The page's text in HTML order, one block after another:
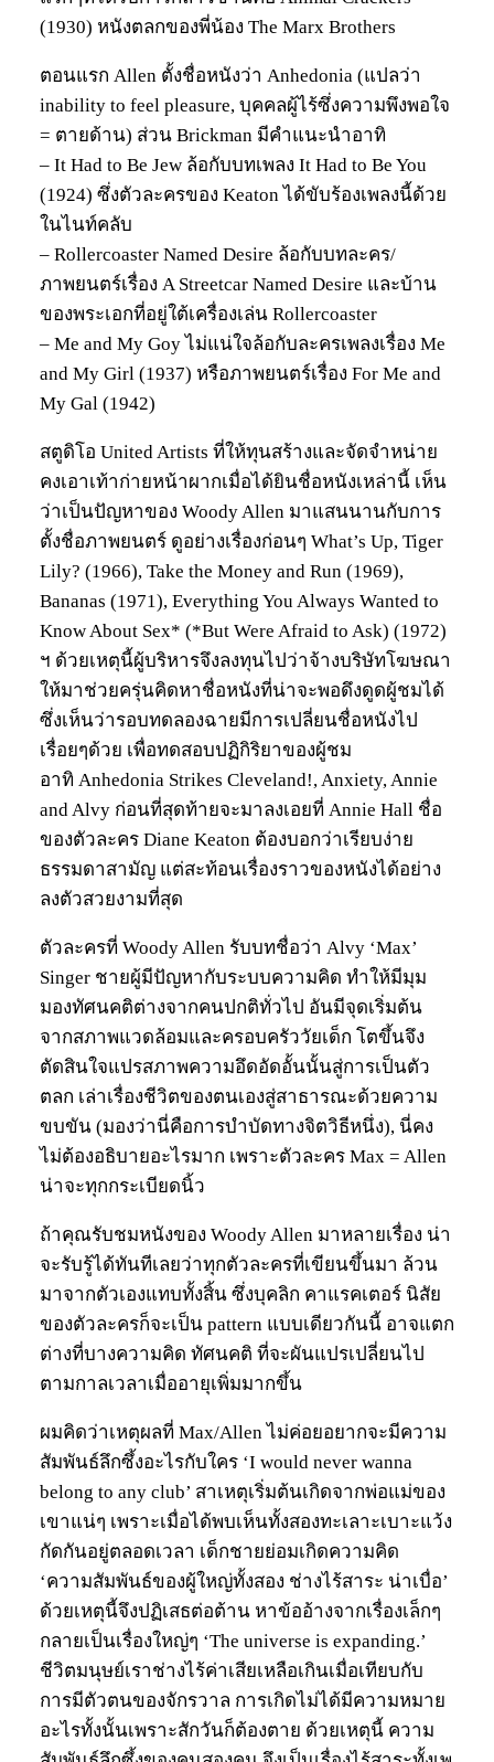
(1930) หนังตลกของพี่น้อง The Marx Brothers
ตอนแรก Allen ตั้งชื่อหนังว่า Anhedonia (แปลว่า
inability to feel pleasure, บุคคลผู้ไร้ซึ่งความพึงพอใจ
= ตายด้าน) ส่วน Brickman มีคำแนะนำอาทิ
– It Had to Be Jew ล้อกับบทเพลง It Had to Be You
(1924) ซึ่งตัวละครของ Keaton ได้ขับร้องเพลงนี้ด้วย
ในไนท์คลับ
– Rollercoaster Named Desire ล้อกับบทละคร/
ภาพยนตร์เรื่อง A Streetcar Named Desire และบ้าน
ของพระเอกที่อยู่ใต้เครื่องเล่น Rollercoaster
– Me and My Goy ไม่แน่ใจล้อกับละครเพลงเรื่อง Me
and My Girl (1937) หรือภาพยนตร์เรื่อง For Me and
My Gal (1942)
สตูดิโอ United Artists ที่ให้ทุนสร้างและจัดจำหน่าย
คงเอาเท้าก่ายหน้าผากเมื่อได้ยินชื่อหนังเหล่านี้ เห็น
ว่าเป็นปัญหาของ Woody Allen มาแสนนานกับการ
ตั้งชื่อภาพยนตร์ ดูอย่างเรื่องก่อนๆ What’s Up, Tiger
Lily? (1966), Take the Money and Run (1969),
Bananas (1971), Everything You Always Wanted to
Know About Sex* (*But Were Afraid to Ask) (1972)
ฯ ด้วยเหตุนี้ผู้บริหารจึงลงทุนไปว่าจ้างบริษัทโฆษณา
ให้มาช่วยครุ่นคิดหาชื่อหนังที่น่าจะพอดึงดูดผู้ชมได้
ซึ่งเห็นว่ารอบทดลองฉายมีการเปลี่ยนชื่อหนังไป
เรื่อยๆด้วย เพื่อทดสอบปฏิกิริยาของผู้ชม
อาทิ Anhedonia Strikes Cleveland!, Anxiety, Annie
and Alvy ก่อนที่สุดท้ายจะมาลงเอยที่ Annie Hall ชื่อ
ของตัวละคร Diane Keaton ต้องบอกว่าเรียบง่าย
ธรรมดาสามัญ แต่สะท้อนเรื่องราวของหนังได้อย่าง
ลงตัวสวยงามที่สุด
ตัวละครที่ Woody Allen รับบทชื่อว่า Alvy ‘Max’
Singer ชายผู้มีปัญหากับระบบความคิด ทำให้มีมุม
มองทัศนคติต่างจากคนปกติทั่วไป อันมีจุดเริ่มต้น
จากสภาพแวดล้อมและครอบครัววัยเด็ก โตขึ้นจึง
ตัดสินใจแปรสภาพความอึดอัดอั้นนั้นสู่การเป็นตัว
ตลก เล่าเรื่องชีวิตของตนเองสู่สาธารณะด้วยความ
ขบขัน (มองว่านี่คือการบำบัดทางจิตวิธีหนึ่ง), นี่คง
ไม่ต้องอธิบายอะไรมาก เพราะตัวละคร Max = Allen
น่าจะทุกกระเบียดนิ้ว
ถ้าคุณรับชมหนังของ Woody Allen มาหลายเรื่อง น่า
จะรับรู้ได้ทันทีเลยว่าทุกตัวละครที่เขียนขึ้นมา ล้วน
มาจากตัวเองแทบทั้งสิ้น ซึ่งบุคลิก คาแรคเตอร์ นิสัย
ของตัวละครก็จะเป็น pattern แบบเดียวกันนี้ อาจแตก
ต่างที่บางความคิด ทัศนคติ ที่จะผันแปรเปลี่ยนไป
ตามกาลเวลาเมื่ออายุเพิ่มมากขึ้น
ผมคิดว่าเหตุผลที่ Max/Allen ไม่ค่อยอยากจะมีความ
สัมพันธ์ลึกซึ้งอะไรกับใคร ‘I would never wanna
belong to any club’ สาเหตุเริ่มต้นเกิดจากพ่อแม่ของ
เขาแน่ๆ เพราะเมื่อได้พบเห็นทั้งสองทะเลาะเบาะแว้ง
กัดกันอยู่ตลอดเวลา เด็กชายย่อมเกิดความคิด
‘ความสัมพันธ์ของผู้ใหญ่ทั้งสอง ช่างไร้สาระ น่าเบื่อ’
ด้วยเหตุนี้จึงปฏิเสธต่อต้าน หาข้ออ้างจากเรื่องเล็กๆ
กลายเป็นเรื่องใหญ่ๆ ‘The universe is expanding.’
ชีวิตมนุษย์เราช่างไร้ค่าเสียเหลือเกินเมื่อเทียบกับ
การมีตัวตนของจักรวาล การเกิดไม่ได้มีความหมาย
อะไรทั้งนั้นเพราะสักวันก็ต้องตาย ด้วยเหตุนี้ ความ